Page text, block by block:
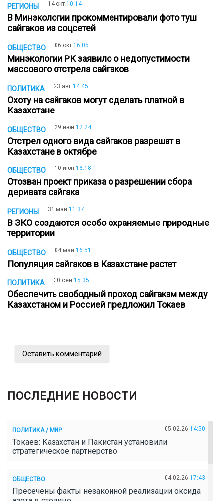
РЕГИОНЫ 14 окт 10:14
В Минэкологии прокомментировали фото туш
сайгаков из соцсетей
ОБЩЕСТВО 06 окт 16:05
Минэкологии РК заявило о недопустимости
массового отстрела сайгаков
ПОЛИТИКА 23 авг 14:45
Охоту на сайгаков могут сделать платной в
Казахстане
ОБЩЕСТВО 29 июн 12:24
Отстрел одного вида сайгаков разрешат в
Казахстане в октябре
ОБЩЕСТВО 10 июн 13:18
Отозван проект приказа о разрешении сбора
деривата сайгака
РЕГИОНЫ 31 май 11:37
В ЗКО создаются особо охраняемые природные
территории
ОБЩЕСТВО 04 май 16:51
Популяция сайгаков в Казахстане растет
ПОЛИТИКА 30 сен 15:35
Обеспечить свободный проход сайгакам между
Казахстаном и Россией предложил Токаев
Оставить комментарий
ПОСЛЕДНИЕ НОВОСТИ
ПОЛИТИКА / МИР 05.02.26 14:50
Токаев: Казахстан и Пакистан установили
стратегическое партнерство
ОБЩЕСТВО 04.02.26 17:43
Пресечены факты незаконной реализации оксида